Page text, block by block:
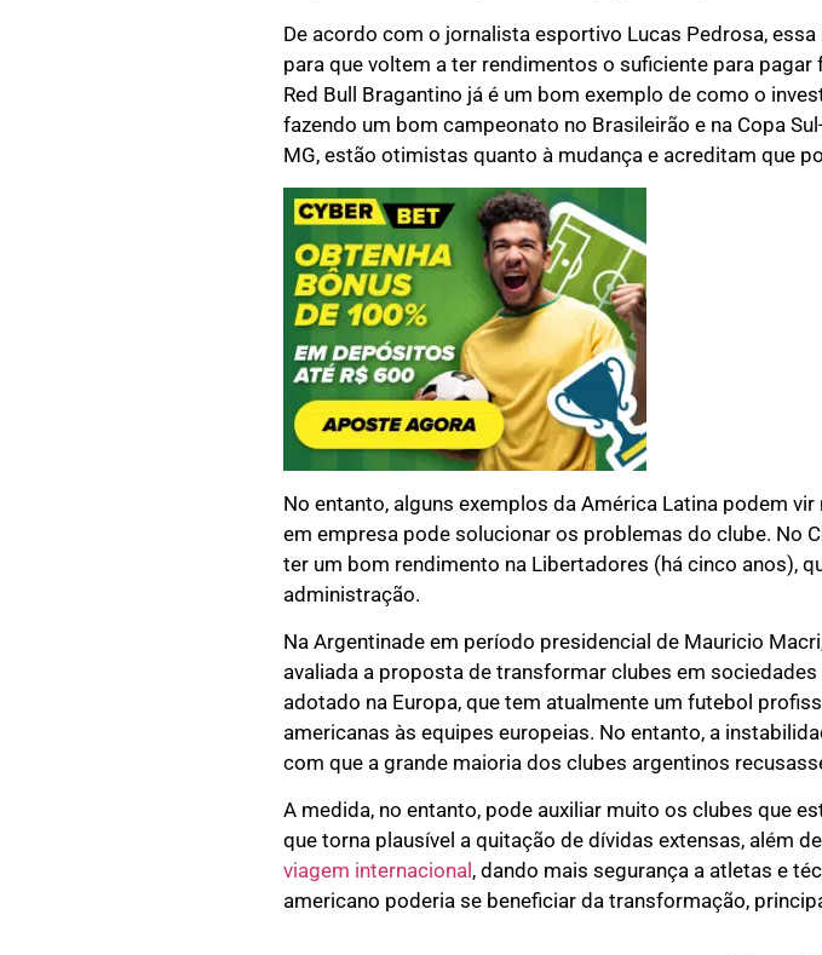
De acordo com o jornalista esportivo Lucas Pedrosa,
para que voltem a ter rendimentos o suficiente para
Red Bull Bragantino já é um bom exemplo de como o
fazendo um bom campeonato no Brasileirão e na Copa
MG, estão otimistas quanto à mudança e acreditam que
No entanto, alguns exemplos da América Latina podem
em empresa pode solucionar os problemas do clube. No
ter um bom rendimento na Libertadores (há cinco anos),
administração.
Na Argentinade em período presidencial de Mauricio
avaliada a proposta de transformar clubes em
adotado na Europa, que tem atualmente um futebol
americanas às equipes europeias. No entanto, a
com que a grande maioria dos clubes argentinos
A medida, no entanto, pode auxiliar muito os clubes que
que torna plausível a quitação de dívidas extensas, além
viagem internacional , dando mais segurança a atletas e
americano poderia se beneficiar da transformação,